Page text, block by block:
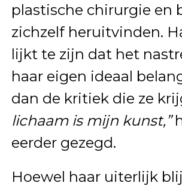
plastische chirurgie en
zichzelf heruitvinden.
lijkt te zijn dat het
haar eigen ideaal
dan de kritiek die ze
lichaam is mijn kunst,”
eerder gezegd.
Hoewel haar uiterlijk